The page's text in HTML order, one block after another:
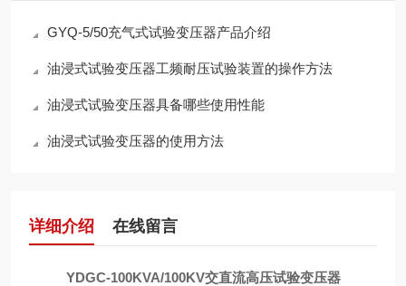
GYQ-5/50充气式试验变压器产品介绍
油浸式试验变压器工频耐压试验装置的操作方法
油浸式试验变压器具备哪些使用性能
油浸式试验变压器的使用方法
详细介绍 在线留言
YDGC-100KVA/100KV交直流高压试验变压器